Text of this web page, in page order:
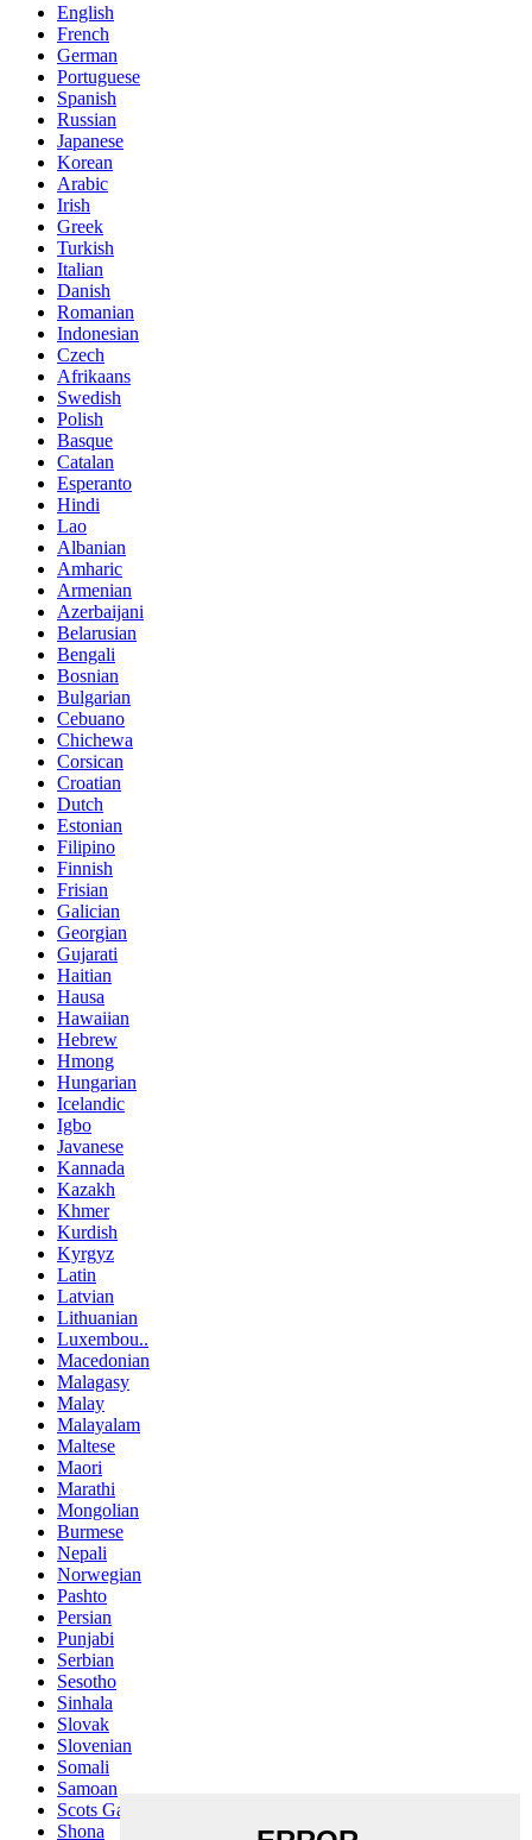
English
French
German
Portuguese
Spanish
Russian
Japanese
Korean
Arabic
Irish
Greek
Turkish
Italian
Danish
Romanian
Indonesian
Czech
Afrikaans
Swedish
Polish
Basque
Catalan
Esperanto
Hindi
Lao
Albanian
Amharic
Armenian
Azerbaijani
Belarusian
Bengali
Bosnian
Bulgarian
Cebuano
Chichewa
Corsican
Croatian
Dutch
Estonian
Filipino
Finnish
Frisian
Galician
Georgian
Gujarati
Haitian
Hausa
Hawaiian
Hebrew
Hmong
Hungarian
Icelandic
Igbo
Javanese
Kannada
Kazakh
Khmer
Kurdish
Kyrgyz
Latin
Latvian
Lithuanian
Luxembou..
Macedonian
Malagasy
Malay
Malayalam
Maltese
Maori
Marathi
Mongolian
Burmese
Nepali
Norwegian
Pashto
Persian
Punjabi
Serbian
Sesotho
Sinhala
Slovak
Slovenian
Somali
Samoan
Scots Gaelic
Shona